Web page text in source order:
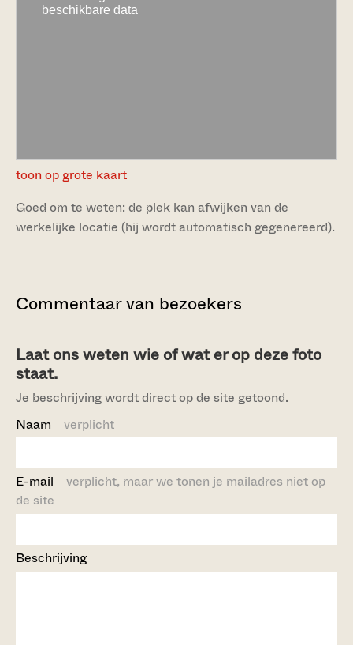
toon op grote kaart
Goed om te weten: de plek kan afwijken van de
werkelijke locatie (hij wordt automatisch gegenereerd).
Commentaar van bezoekers
Laat ons weten wie of wat er op deze foto
staat.
Je beschrijving wordt direct op de site getoond.
Naam verplicht
E-mail verplicht, maar we tonen je mailadres niet op
de site
Beschrijving